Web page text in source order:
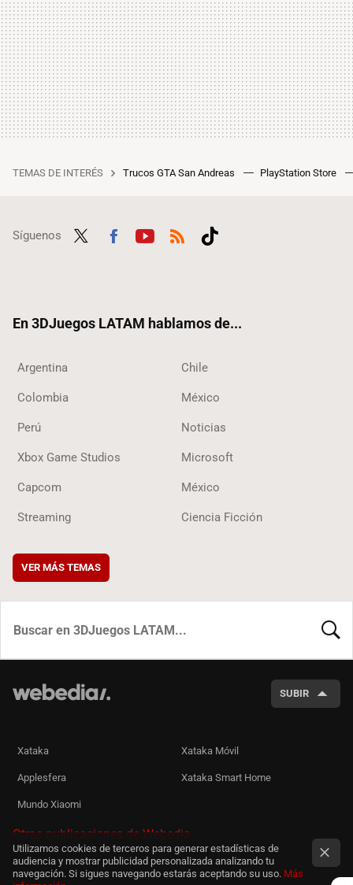
TEMAS DE INTERÉS Trucos GTA San Andreas PlayStation Store
Síguenos
En 3DJuegos LATAM hablamos de...
Argentina Chile
Colombia México
Perú Noticias
Xbox Game Studios Microsoft
Capcom México
Streaming Ciencia Ficción
VER MÁS TEMAS
SUBIR
Xataka Xataka Móvil
Applesfera Xataka Smart Home
Mundo Xiaomi
Otras publicaciones de Webedia
Utilizamos cookies de terceros para generar estadísticas de
audiencia y mostrar publicidad personalizada analizando tu
navegación. Si sigues navegando estarás aceptando su uso. Más